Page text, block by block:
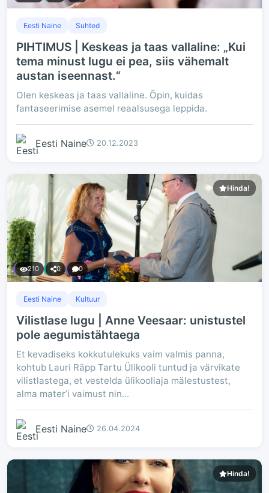
Eesti Naine Suhted
PIHTIMUS | Keskeas ja taas vallaline: „Kui
tema minust lugu ei pea, siis vähemalt
austan iseennast.“
Olen keskeas ja taas vallaline. Õpin, kuidas
fantaseerimise asemel reaalsusega leppida.
Eesti Naine 20.12.2023
Hinda!
210 0 0
Eesti Naine Kultuur
Vilistlase lugu | Anne Veesaar: unistustel
pole aegumistähtaega
Et kevadiseks kokkutulekuks vaim valmis panna,
kohtub Lauri Räpp Tartu Ülikooli tuntud ja värvikate
vilistlastega, et vestelda ülikooliaja mälestustest,
alma mater’i vaimust nin...
Eesti Naine 26.04.2024
Hinda!